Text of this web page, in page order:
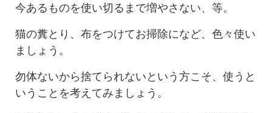
今あるものを使い切るまで増やさない、等。
猫の糞とり、布をつけてお掃除になど、色々使い
ましょう。
勿体ないから捨てられないという方こそ、使うと
いうことを考えてみましょう。